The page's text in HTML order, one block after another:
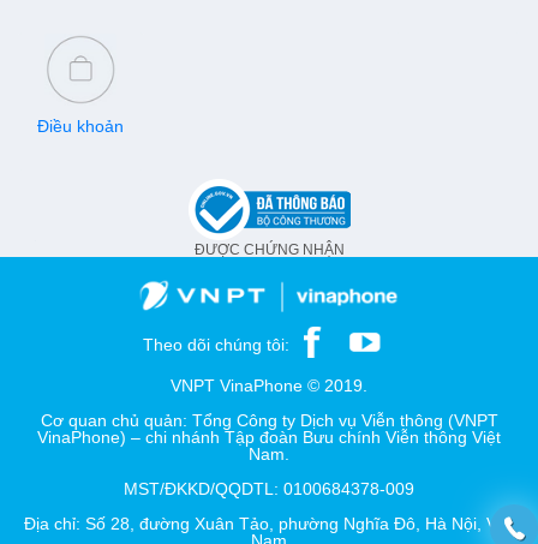
Điều khoản
ĐƯỢC CHỨNG NHẬN
Theo dõi chúng tôi:
VNPT VinaPhone © 2019.
Cơ quan chủ quản: Tổng Công ty Dịch vụ Viễn thông (VNPT
VinaPhone) – chi nhánh Tập đoàn Bưu chính Viễn thông Việt
Nam.
MST/ĐKKD/QQDTL: 0100684378-009
Địa chỉ: Số 28, đường Xuân Tảo, phường Nghĩa Đô, Hà Nội, Việt
Nam